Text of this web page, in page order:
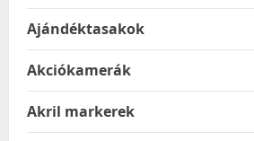
Ajándéktasakok
Akciókamerák
Akril markerek